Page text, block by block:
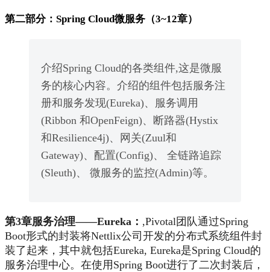
第二部分：Spring Cloud微服务（3~12章）
介绍Spring Cloud的各类组件,这是微服
务的核心内容。介绍的组件包括服务注
册和服务发现(Eureka)、服务调用
(Ribbon 和OpenFeign)、断路器(Hystix
和Resilience4j)、网关(Zuul和
Gateway)、配置(Config)、 全链路追踪
(Sleuth)、 微服务的监控(Admin)等。
第3章服务治理——Eureka： ,Pivotal团队通过Spring
Boot形式的封装将Nettlix公司开发的分布式系统组件封
装了起来，其中就包括Eureka, Eureka是Spring Cloud的
服务治理中心。在使用Spring Boot进行了二次封装后，